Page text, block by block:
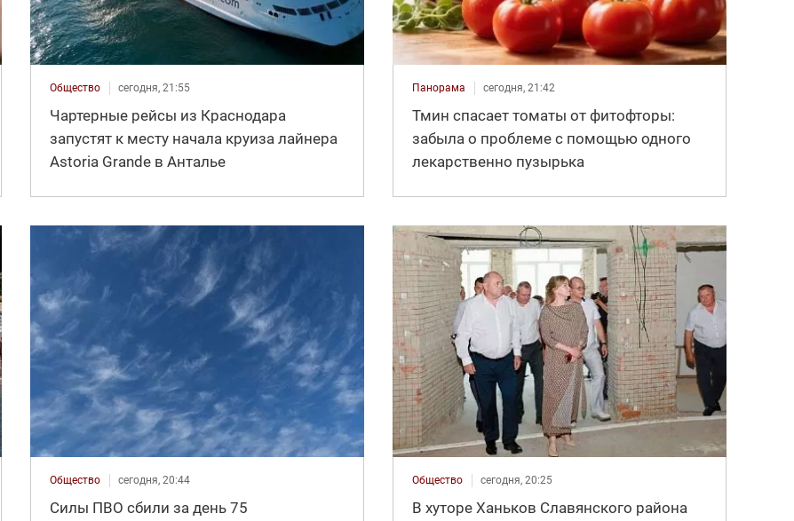
Общество сегодня, 21:55
Чартерные рейсы из Краснодара
запустят к месту начала круиза лайнера
Astoria Grande в Анталье
Панорама сегодня, 21:42
Тмин спасает томаты от фитофторы:
забыла о проблеме с помощью одного
лекарственно пузырька
Общество сегодня, 20:44
Силы ПВО сбили за день 75
Общество сегодня, 20:25
В хуторе Ханьков Славянского района